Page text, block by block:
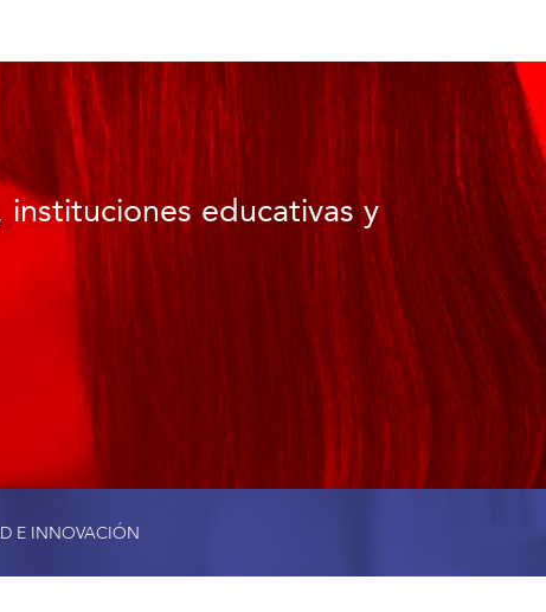
educativas y
E INNOVACIÓN